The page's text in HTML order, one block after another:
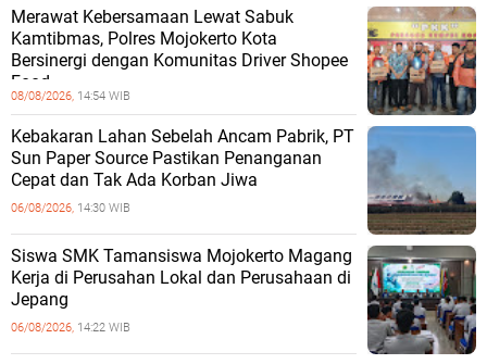
Merawat Kebersamaan Lewat Sabuk
Kamtibmas, Polres Mojokerto Kota
Bersinergi dengan Komunitas Driver Shopee
Food
08/08/2026, 14:54 WIB
Kebakaran Lahan Sebelah Ancam Pabrik, PT
Sun Paper Source Pastikan Penanganan
Cepat dan Tak Ada Korban Jiwa
06/08/2026, 14:30 WIB
Siswa SMK Tamansiswa Mojokerto Magang
Kerja di Perusahan Lokal dan Perusahaan di
Jepang
06/08/2026, 14:22 WIB